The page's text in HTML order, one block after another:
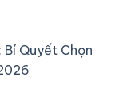
Bí Quyết Chọn